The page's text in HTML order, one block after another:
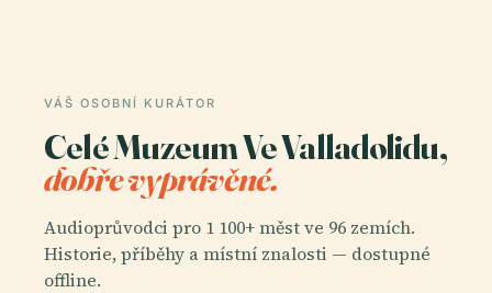
VÁŠ OSOBNÍ KURÁTOR
Celé Muzeum Ve Valladolidu,
dobře vyprávěné.
Audioprůvodci pro 1 100+ měst ve 96 zemích.
Historie, příběhy a místní znalosti — dostupné
offline.